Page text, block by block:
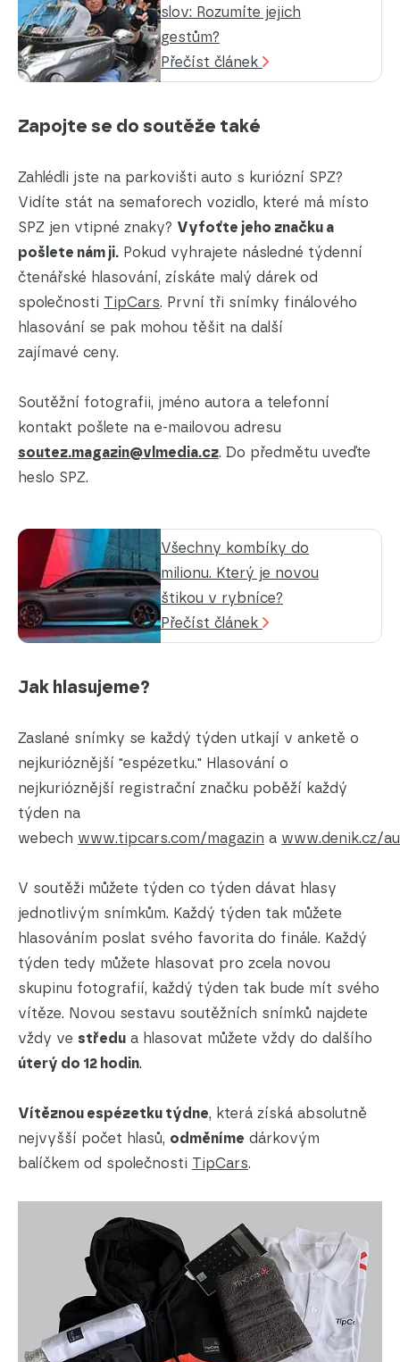
slov: Rozumíte jejich
gestům?
Přečíst článek
Zapojte se do soutěže také
Zahlédli jste na parkovišti auto s kuriózní SPZ?
Vidíte stát na semaforech vozidlo, které má místo
SPZ jen vtipné znaky? Vyfoťte jeho značku a
pošlete nám ji. Pokud vyhrajete následné týdenní
čtenářské hlasování, získáte malý dárek od
společnosti TipCars. První tři snímky finálového
hlasování se pak mohou těšit na další
zajímavé ceny.
Soutěžní fotografii, jméno autora a telefonní
kontakt pošlete na e-mailovou adresu
soutez.magazin@vlmedia.cz. Do předmětu uveďte
heslo SPZ.
Všechny kombíky do
milionu. Který je novou
štikou v rybníce?
Přečíst článek
Jak hlasujeme?
Zaslané snímky se každý týden utkají v anketě o
nejkurióznější "espézetku." Hlasování o
nejkurióznější registrační značku poběží každý
týden na
webech www.tipcars.com/magazin a www.denik.cz/
V soutěži můžete týden co týden dávat hlasy
jednotlivým snímkům. Každý týden tak můžete
hlasováním poslat svého favorita do finále. Každý
týden tedy můžete hlasovat pro zcela novou
skupinu fotografií, každý týden tak bude mít svého
vítěze. Novou sestavu soutěžních snímků najdete
vždy ve středu a hlasovat můžete vždy do dalšího
úterý do 12 hodin.
Vítěznou espézetku týdne, která získá absolutně
nejvyšší počet hlasů, odměníme dárkovým
balíčkem od společnosti TipCars.